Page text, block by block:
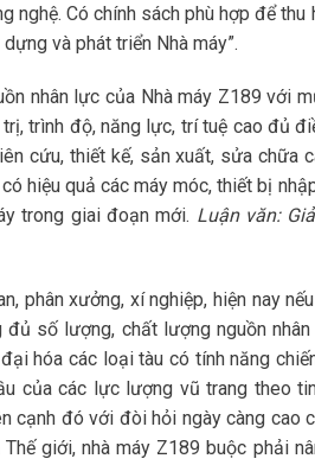
nghệ. Có chính sách phù hợp để thu
và phát triển Nhà máy”.
nhân lực của Nhà máy Z189 với
trình độ, năng lực, trí tuệ cao đủ
cứu, thiết kế, sản xuất, sửa chữa
hiệu quả các máy móc, thiết bị
trong giai đoạn mới. Luận văn:
phân xưởng, xí nghiệp, hiện nay
số lượng, chất lượng nguồn
hóa các loại tàu có tính năng
của các lực lượng vũ trang theo
cạnh đó với đòi hỏi ngày càng cao
giới, nhà máy Z189 buộc phải